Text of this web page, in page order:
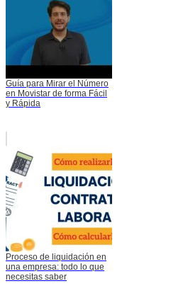
Guía para Mirar el Número
en Movistar de forma Fácil
y Rápida
Proceso de liquidación en
una empresa: todo lo que
necesitas saber